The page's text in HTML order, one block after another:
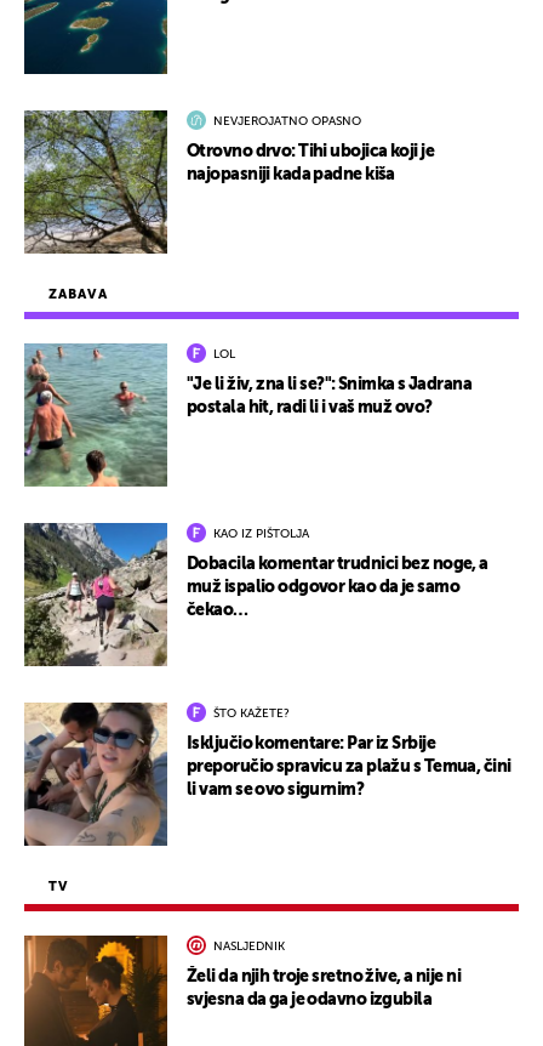
ZABAVA
LOL
"Je li živ, zna li se?": Snimka s Jadrana
postala hit, radi li i vaš muž ovo?
KAO IZ PIŠTOLJA
Dobacila komentar trudnici bez noge, a
muž ispalio odgovor kao da je samo
čekao…
ŠTO KAŽETE?
Isključio komentare: Par iz Srbije
preporučio spravicu za plažu s Temua, čini
li vam se ovo sigurnim?
TV
NASLJEDNIK
Želi da njih troje sretno žive, a nije ni
svjesna da ga je odavno izgubila
NEVJEROJATNO OPASNO
Otrovno drvo: Tihi ubojica koji je
najopasniji kada padne kiša